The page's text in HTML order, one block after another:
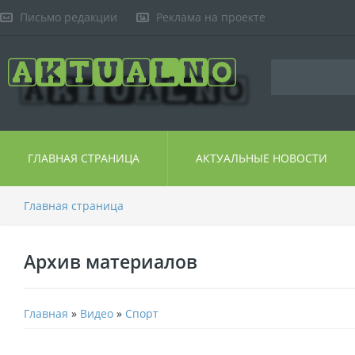
Письмо редакции Реклама на проекте
ГЛАВНАЯ СТРАНИЦА АКТУАЛЬНЫЕ НОВОСТИ
Главная страница
Архив материалов
Главная » Видео » Спорт